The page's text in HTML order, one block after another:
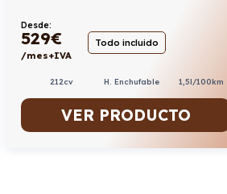
Desde:
529€
/mes+IVA
Todo incluido
212cv H. Enchufable 1,5l/100km
VER PRODUCTO